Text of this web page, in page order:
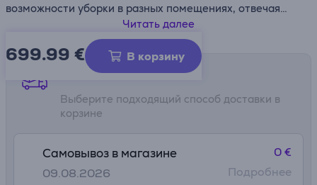
возможности уборки в разных помещениях, отвечая
разнообразным бытовым потребностям.
• Революционная многофункциональная станция с
технологией Vortex Wash
• 12-уровневая система защиты для максимальной
безопасности
• Тройное обновление для более глубокой очистки:
с 3 форсунками
• Самоочищающаяся станция: всегда свежая и готовая к
Читать далее
699.99 € В корзину
Способы доставки
Выберите подходящий способ доставки в
корзине
Самовывоз в магазине
09.08.2026
0 €
Подробнее